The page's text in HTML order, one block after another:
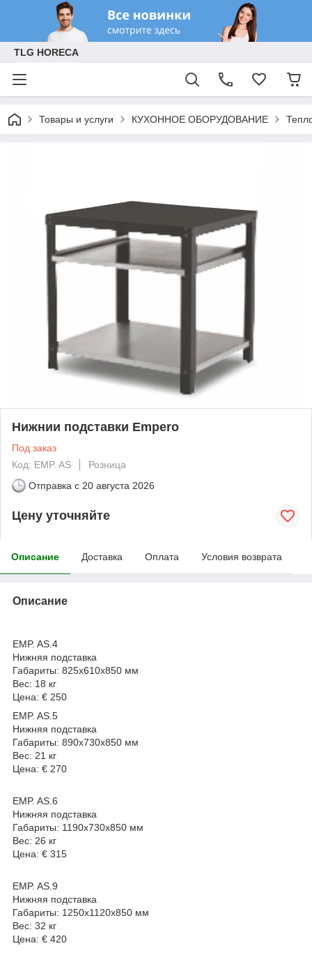
TLG HORECA
Товары и услуги КУХОННОЕ ОБОРУДОВАНИЕ
Нижнии подставки Empero
Под заказ
Код: EMP. AS
Розница
Отправка с 20 августа 2026
Цену уточняйте
Описание Доставка Оплата Условия возврата
Описание
EMP. AS.4
Нижняя подставка
Габариты: 825х610х850 мм
Вес: 18 кг
Цена: € 250
EMP. AS.5
Нижняя подставка
Габариты: 890х730х850 мм
Вес: 21 кг
Цена: € 270
EMP. AS.6
Нижняя подставка
Габариты: 1190х730х850 мм
Вес: 26 кг
Цена: € 315
EMP. AS.9
Нижняя подставка
Габариты: 1250х1120х850 мм
Вес: 32 кг
Цена: € 420